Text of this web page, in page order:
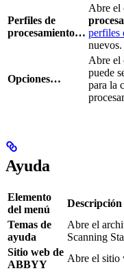
Perfiles de
procesamiento…
Abre el
perfiles
nuevos.
Opciones…
Abre el
puede
para la
Ayuda
Elemento
del menú
Descripción
Temas de
ayuda
Abre el
Scanning
Sitio web de
ABBYY
Abre el sitio